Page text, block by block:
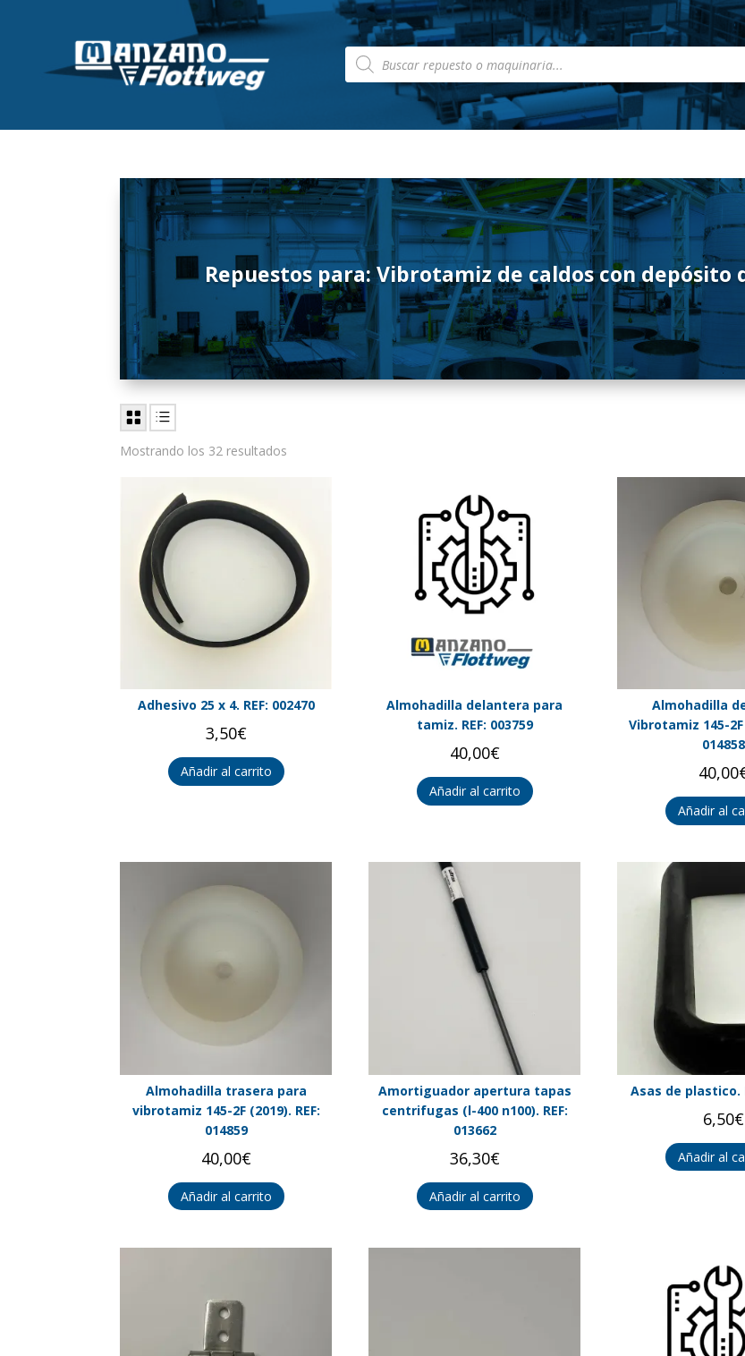
Búsqueda
de
productos
Repuestos para: Vibrotamiz de caldos con depósito
Mostrando los 32 resultados
Adhesivo 25 x 4. REF: 002470
3,50€
Añadir al carrito
Almohadilla delantera para
tamiz. REF: 003759
40,00€
Añadir al carrito
Almohadilla
Vibrotamiz 145-2F
014858
40,00
Añadir al
Almohadilla trasera para
vibrotamiz 145-2F (2019). REF:
014859
40,00€
Añadir al carrito
Amortiguador apertura tapas
centrifugas (l-400 n100). REF:
013662
36,30€
Añadir al carrito
Asas de plastico.
6,50€
Añadir al